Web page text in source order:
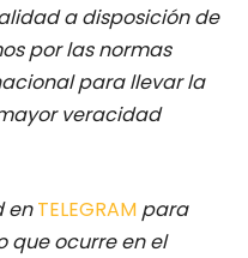
a disposición de
por las normas
para llevar la
veracidad
enTELEGRAM para
que ocurre en el